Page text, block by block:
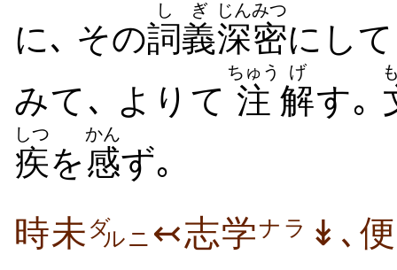
に､ その詞義
しぎ
深密
じんみつ
にし
みて､ よりて 注
ちゅう
解
げ
す｡
疾
しつ
を感
かん
ず｡
時未 ダルニ ↢志学ナラ ↡､